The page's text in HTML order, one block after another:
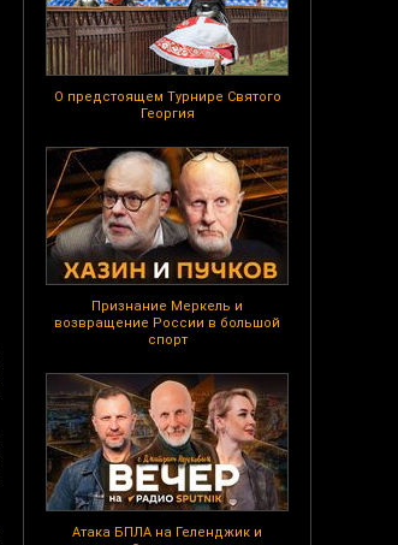
О предстоящем Турнире Святого
Георгия
Признание Меркель и
возвращение России в большой
спорт
Атака БПЛА на Геленджик и